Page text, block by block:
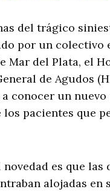
del trágico
por un colectivo
Mar del Plata, el
de Agudos
conocer un nuevo
los pacientes que
es que las
alojadas en